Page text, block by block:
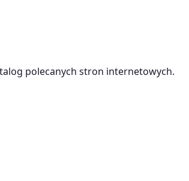
polecanych stron internetowych.